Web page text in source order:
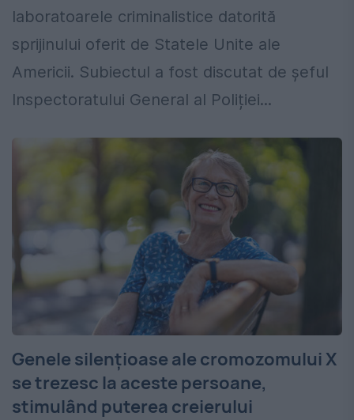
laboratoarele criminalistice datorită
sprijinului oferit de Statele Unite ale
Americii. Subiectul a fost discutat de șeful
Inspectoratului General al Poliției...
Genele silențioase ale cromozomului X
se trezesc la aceste persoane,
stimulând puterea creierului